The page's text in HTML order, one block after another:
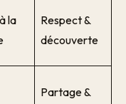
la
Respect &
découverte
Partage &